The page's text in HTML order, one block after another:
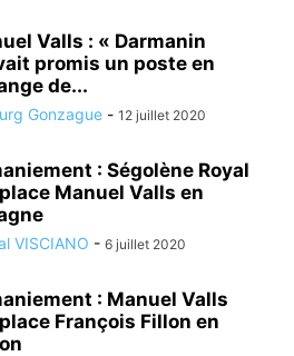
Valls : « Darmanin
promis un poste en
de...
Gonzague - 12 juillet 2020
: Ségolène Royal
Manuel Valls en
VISCIANO - 6 juillet 2020
: Manuel Valls
François Fillon en